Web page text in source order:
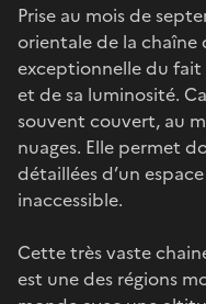
Prise au mois de
orientale de la chaîne
exceptionnelle du fait
et de sa luminosité.
souvent couvert, au
nuages. Elle permet
détaillées d’un
inaccessible.
Cette très vaste
est une des régions